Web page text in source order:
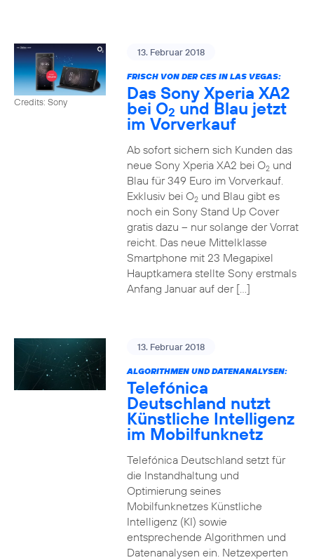
Credits: Sony
13. Februar 2018
FRISCH VON DER CES IN LAS VEGAS:
Das Sony Xperia XA2
bei O2 und Blau jetzt
im Vorverkauf
Ab sofort sichern sich Kunden das
neue Sony Xperia XA2 bei O2und
Blau für 349 Euro im Vorverkauf.
Exklusiv bei O2und Blau gibt es
noch ein Sony Stand Up Cover
gratis dazu – nur solange der Vorrat
reicht. Das neue Mittelklasse
Smartphone mit 23 Megapixel
Hauptkamera stellte Sony erstmals
Anfang Januar auf der […]
13. Februar 2018
ALGORITHMEN UND DATENANALYSEN:
Telefónica
Deutschland nutzt
Künstliche Intelligenz
im Mobilfunknetz
Telefónica Deutschland setzt für
die Instandhaltung und
Optimierung seines
Mobilfunknetzes Künstliche
Intelligenz (KI) sowie
entsprechende Algorithmen und
Datenanalysen ein. Netzexperten